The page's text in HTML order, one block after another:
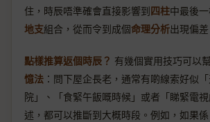
住，時辰唔準確會直接影響到四柱中最後
地支組合，從而令到成個命理分析出現偏差
點樣推算返個時辰？ 有幾個實用技巧可以
憶法 ：問下屋企長老，通常有啲線索好似
院」、「食緊午飯嘅時候」或者「睇緊電
述，都可以推斷到大概時段。例如，如果